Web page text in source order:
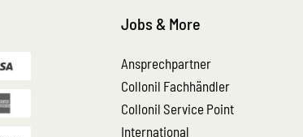
Jobs & More
Ansprechpartner
Collonil Fachhändler
Collonil Service Point
International